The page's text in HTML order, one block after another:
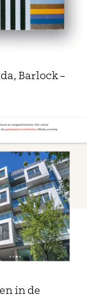
Barlock –
in de